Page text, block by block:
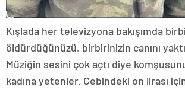
Kışlada her televizyona bakışımda
öldürdüğünüzü, birbirinizin canını
Müziğin sesini çok açtı diye
kadına yetenler. Cebindeki on lirası